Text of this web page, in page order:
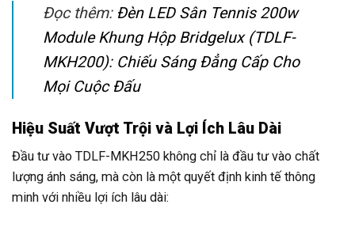
Đọc thêm: Đèn LED Sân Tennis 200w
Module Khung Hộp Bridgelux (TDLF-
MKH200): Chiếu Sáng Đẳng Cấp Cho
Mọi Cuộc Đấu
Hiệu Suất Vượt Trội và Lợi Ích Lâu Dài
Đầu tư vào TDLF-MKH250 không chỉ là đầu tư vào chất
lượng ánh sáng, mà còn là một quyết định kinh tế thông
minh với nhiều lợi ích lâu dài: